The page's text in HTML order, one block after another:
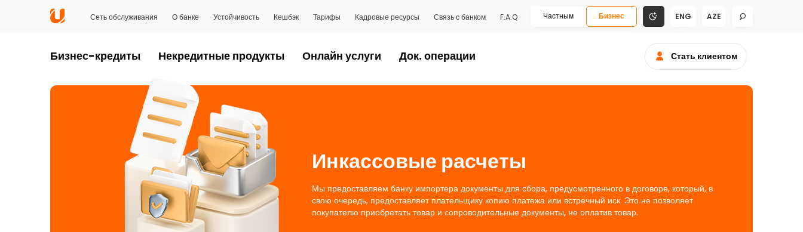
Сеть обслуживания О банке Устойчивость Кешбэк Тарифы Кадровые ресурсы Связь с банком F.A.Q Частным Бизнес ENG AZE
Бизнес-кредиты Некредитные продукты Онлайн услуги Док. операции Стать клиентом
Инкассовые расчеты
Мы предоставляем банку импортера документы для сбора, предусмотренного в договоре, который, в
свою очередь, предоставляет плательщику копию платежа или встречный иск. Это не позволяет
покупателю приобретать товар и сопроводительные документы, не оплатив товар.